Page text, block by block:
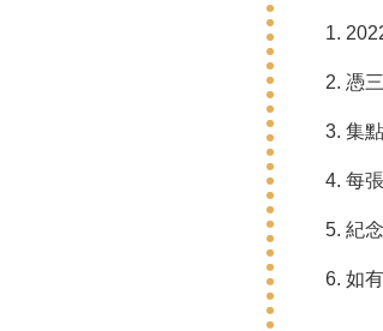
憑
集
每
紀
如